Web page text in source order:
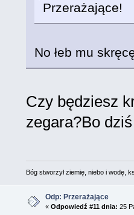
Przerażające!
No łeb mu
Czy będziesz
zegara?Bo
Bóg stworzył ziemię, niebo i wodę,
Odp: Przerażające
« Odpowiedź #11 dnia: 25